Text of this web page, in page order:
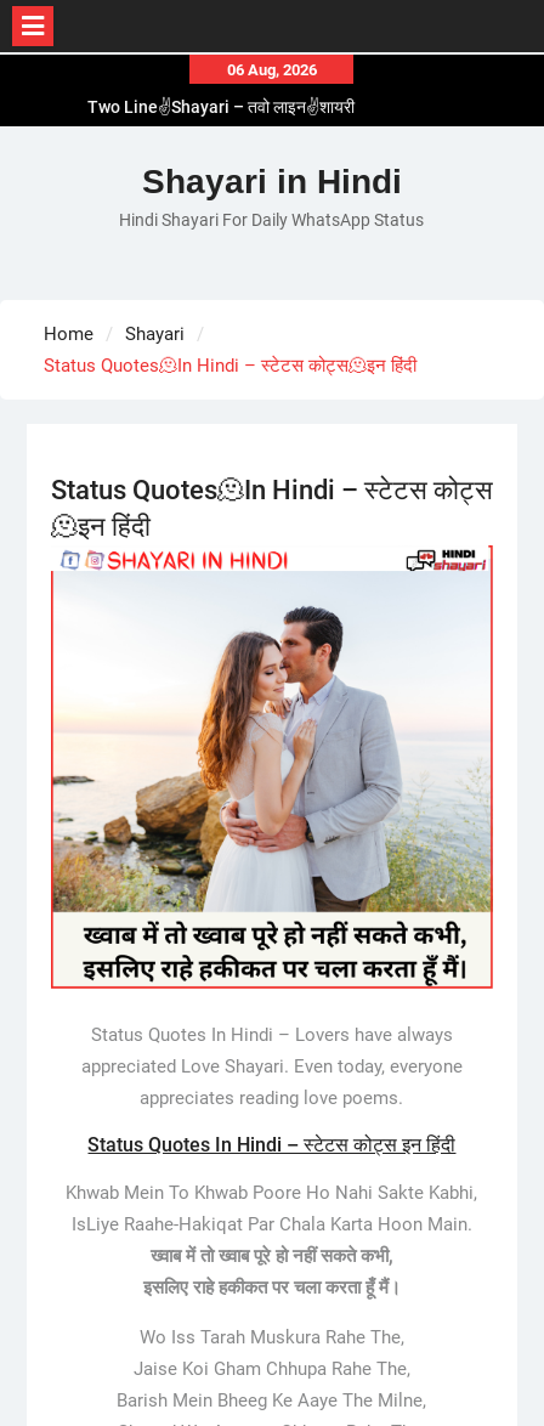
content
06 Aug, 2026
Two Line✌️Shayari – तवो लाइन✌️शायरी
Love🥳Poetry In Hindi – लव🥳पोएट्री इन हिंदी
1 Line☝️Shayari In Hindi – १ लाइन☝️शायरी इन हिंदी
Shayari in Hindi
Hindi Shayari For Daily WhatsApp Status
Home
Shayari
Status Quotes🫠In Hindi – स्टेटस कोट्स🫠इन हिंदी
Status Quotes🫠In Hindi – स्टेटस कोट्स
🫠इन हिंदी
Status Quotes In Hindi – Lovers have always
appreciated Love Shayari. Even today, everyone
appreciates reading love poems.
Status Quotes In Hindi – स्टेटस कोट्स इन हिंदी
Khwab Mein To Khwab Poore Ho Nahi Sakte Kabhi,
IsLiye Raahe-Hakiqat Par Chala Karta Hoon Main.
ख्वाब में तो ख्वाब पूरे हो नहीं सकते कभी,
इसलिए राहे हकीकत पर चला करता हूँ मैं।
Wo Iss Tarah Muskura Rahe The,
Jaise Koi Gham Chhupa Rahe The,
Barish Mein Bheeg Ke Aaye The Milne,